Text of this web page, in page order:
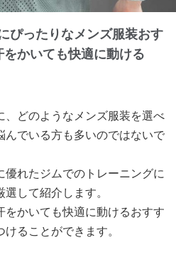
ぴったりなメンズ服装おす
かいても快適に動ける
、どのようなメンズ服装を選べ
んでいる方も多いのではないで
れたジムでのトレーニングに
して紹介します。
をかいても快適に動けるおすす
ることができます。